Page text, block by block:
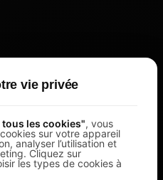
vie privée
les cookies", vous
sur votre appareil
analyser l’utilisation et
Cliquez sur
les types de cookies à